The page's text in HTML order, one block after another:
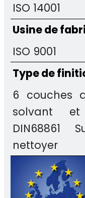
ISO 14001
Usine de
ISO 9001
Type de
6 couches
solvant
DIN68861
nettoyer